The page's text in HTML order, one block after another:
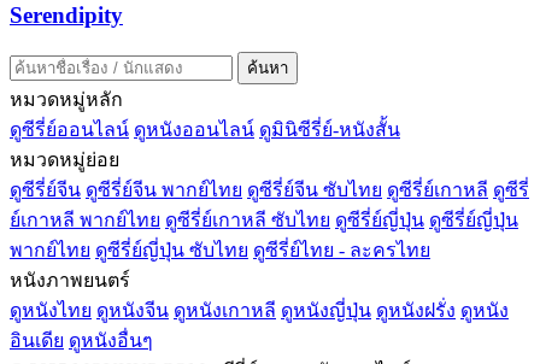
Serendipity
ค้นหา
หมวดหมู่หลัก
ดูซีรี่ย์ออนไลน์ ดูหนังออนไลน์ ดูมินิซีรี่ย์-หนังสั้น
หมวดหมู่ย่อย
ดูซีรี่ย์จีน ดูซีรี่ย์จีน พากย์ไทย ดูซีรี่ย์จีน ซับไทย ดูซีรี่ย์เกาหลี ดูซีรี่
ย์เกาหลี พากย์ไทย ดูซีรี่ย์เกาหลี ซับไทย ดูซีรี่ย์ญี่ปุ่น ดูซีรี่ย์ญี่ปุ่น
พากย์ไทย ดูซีรี่ย์ญี่ปุ่น ซับไทย ดูซีรี่ย์ไทย - ละครไทย
หนังภาพยนตร์
ดูหนังไทย ดูหนังจีน ดูหนังเกาหลี ดูหนังญี่ปุ่น ดูหนังฝรั่ง ดูหนัง
อินเดีย ดูหนังอื่นๆ